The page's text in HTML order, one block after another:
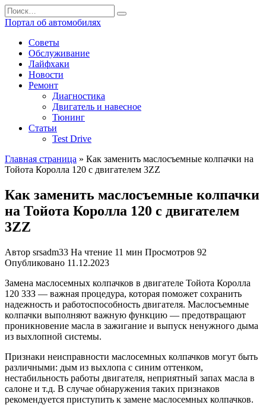
Перейти
к
содержанию
Search
for:
Портал об автомобилях
Советы
Обслуживание
Лайфхаки
Новости
Ремонт
Диагностика
Двигатель и навесное
Тюнинг
Статьи
Test Drive
Главная страница » Как заменить маслосъемные колпачки на
Тойота Королла 120 с двигателем 3ZZ
Как заменить маслосъемные колпачки
на Тойота Королла 120 с двигателем
3ZZ
Автор srsadm33 На чтение 11 мин Просмотров 92
Опубликовано 11.12.2023
Замена маслосемных колпачков в двигателе Тойота Королла
120 3ЗЗ — важная процедура, которая поможет сохранить
надежность и работоспособность двигателя. Маслосъемные
колпачки выполняют важную функцию — предотвращают
проникновение масла в зажигание и выпуск ненужного дыма
из выхлопной системы.
Признаки неисправности маслосемных колпачков могут быть
различными: дым из выхлопа с синим оттенком,
нестабильность работы двигателя, неприятный запах масла в
салоне и т.д. В случае обнаружения таких признаков
рекомендуется приступить к замене маслосемных колпачков.